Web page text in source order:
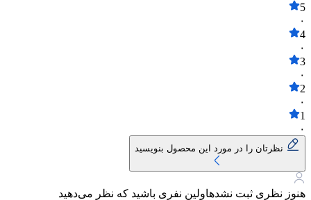
5
۰
4
۰
3
۰
2
۰
1
۰
نظرتان را در مورد این محصول بنویسید
هنوز نظری ثبت نشدهاولین نفری باشید که نظر می‌دهید